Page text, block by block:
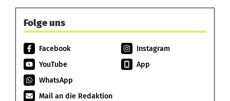
Folge uns
Facebook
Instagram
YouTube
App
WhatsApp
Mail an die Redaktion